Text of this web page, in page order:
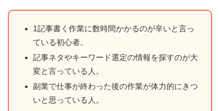
1記事書く作業に数時間かかるのが辛いと言っ
ている初心者。
記事ネタやキーワード選定の情報を探すのが大
変と言っている人。
副業で仕事が終わった後の作業が体力的にきつ
いと思っている人。